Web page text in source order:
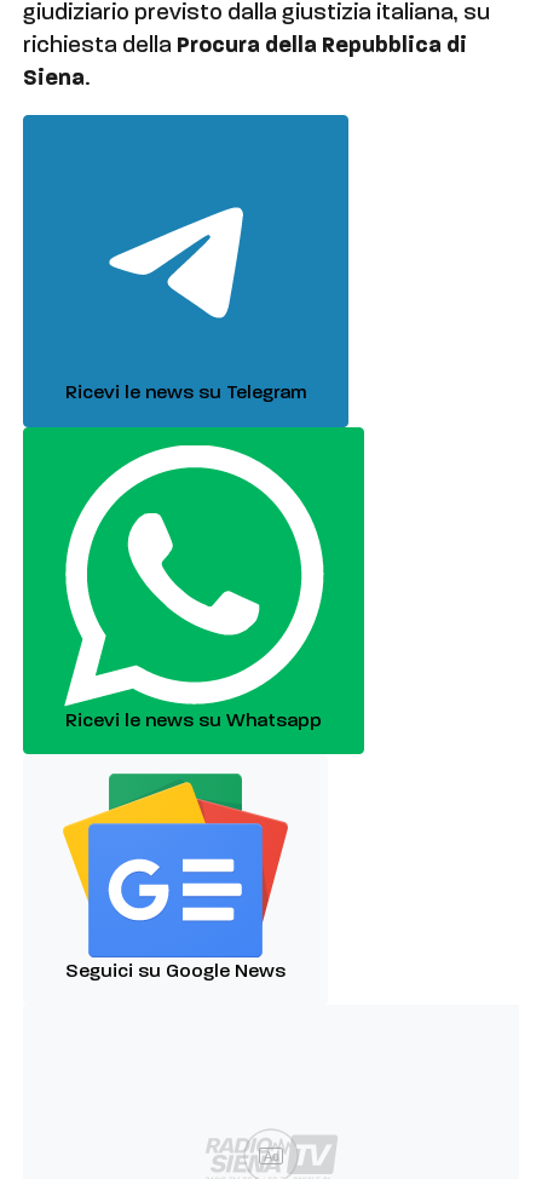
giudiziario previsto dalla giustizia italiana, su
richiesta della Procura della Repubblica di
Siena.
Ricevi le news su Telegram
Ricevi le news su Whatsapp
Seguici su Google News
Ad